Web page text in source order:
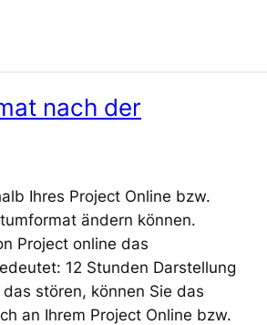
nach der
Ihres Project Online bzw.
ändern können.
Project online das
12 Stunden Darstellung
stören, können Sie das
an Ihrem Project Online bzw.